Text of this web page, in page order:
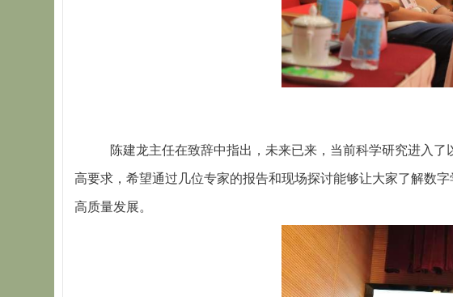
陈建龙主任在致辞中指出，未来已来，当前科学研究进入
高要求，希望通过几位专家的报告和现场探讨能够让大家了解数
高质量发展。